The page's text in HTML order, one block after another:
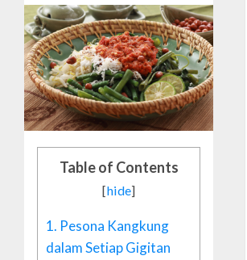
Table of Contents
[hide]
1. Pesona Kangkung
dalam Setiap Gigitan